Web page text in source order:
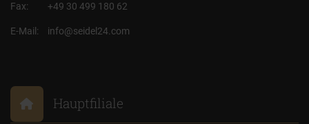
Fax: +49 30 499 180 62
E-Mail: info@seidel24.com
Hauptfiliale